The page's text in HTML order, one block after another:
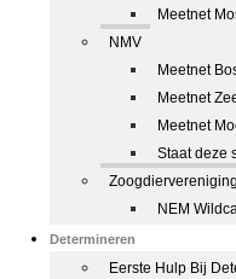
Meetnet
NMV
Meetnet
Meetnet
Meetnet
Staat deze
Zoogdiervereniging
NEM
Determineren
Eerste Hulp Bij